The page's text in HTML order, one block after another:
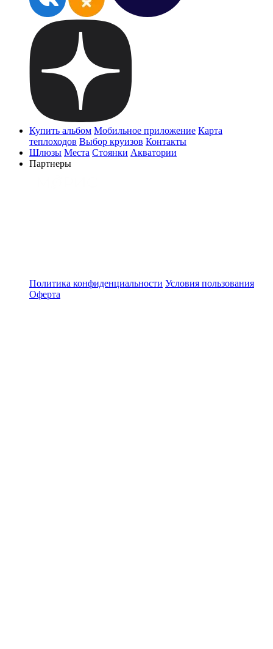
Купить альбом Мобильное приложение Карта
теплоходов Выбор круизов Контакты
Шлюзы Места Стоянки Акватории
Партнеры
Политика конфиденциальности Условия пользования
Оферта